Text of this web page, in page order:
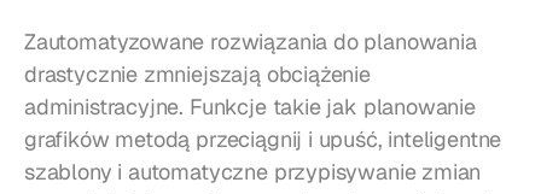
Zautomatyzowane rozwiązania do planowania
drastycznie zmniejszają obciążenie
administracyjne. Funkcje takie jak planowanie
grafików metodą przeciągnij i upuść, inteligentne
szablony i automatyczne przypisywanie zmian